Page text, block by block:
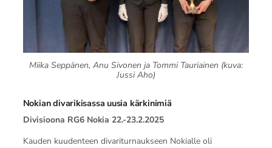
Miika Seppänen, Anu Sivonen ja Tommi Tauriainen (kuva:
Jussi Aho)
Nokian divarikisassa uusia kärkinimiä
Divisioona RG6 Nokia 22.-23.2.2025
Kauden kuudenteen divariturnaukseen Nokialle oli